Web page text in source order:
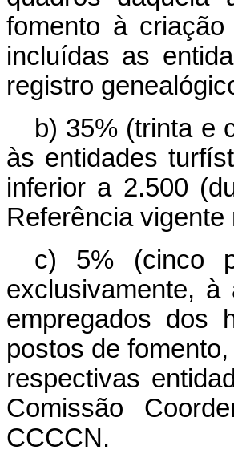
fomento à
incluídas as
registro
b) 35% (trinta e
às entidades
inferior a 2.500
Referência vigente
c) 5% (cinco
exclusivamente,
empregados dos
postos de
respectivas
Comissão
CCCCN.